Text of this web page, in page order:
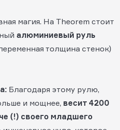
магия. На Theorem стоит
алюминиевый руль
толщина стенок)
Благодаря этому рулю,
и мощнее, весит 4200
(!) своего младшего